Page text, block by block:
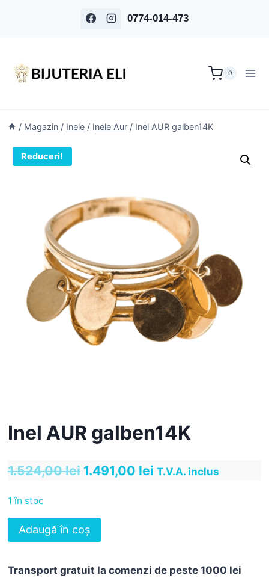
0774-014-473
0
/ Magazin / Inele / Inele Aur / Inel AUR galben14K
Reduceri!
Inel AUR galben14K
1.524,00lei Prețul
fost:
1.491,00 leiPrețul
T.V.A. inclus
1 în stoc
Cantitate
Inel
galben14K
Adaugă în coș
Transport gratuit la comenzi de peste 1000 lei